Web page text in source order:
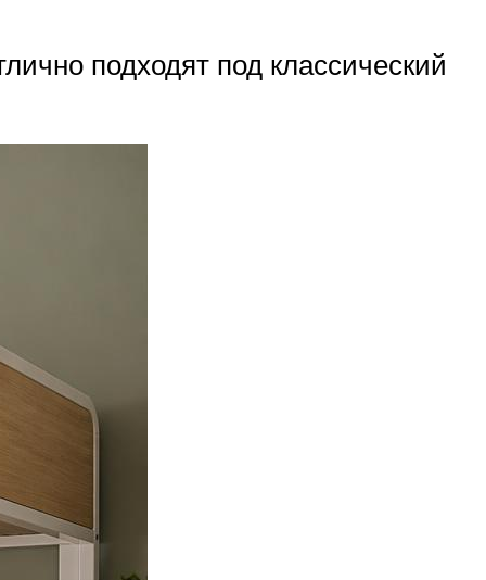
подходят под классический